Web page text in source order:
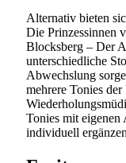
Alternativ bieten
Die Prinzessinnen
Blocksberg – Der
unterschiedliche
Abwechslung
mehrere Tonies
Tonies mit eigenen
individuell